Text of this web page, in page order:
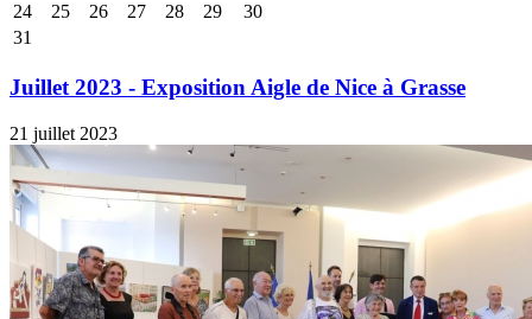
24
25 26 27 28 29
30
31
Juillet 2023 - Exposition Aigle de Nice à Grasse
21 juillet 2023